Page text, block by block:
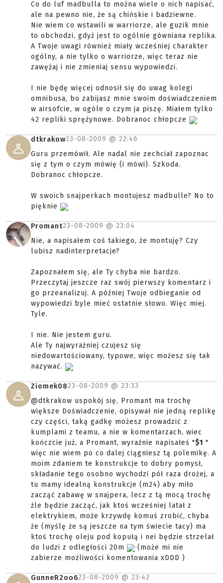
Co do luf madbulla to można wiele o nich napisać,
ale na pewno nie, że są chińskie i badziewne.
Nie wiem co wstawili w warriorze, ale guzik mnie
to obchodzi, gdyż jest to ogólnie gówniana replika.
A Twoje uwagi również miały wcześniej charakter
ogólny, a nie tylko o warriorze, więc teraz nie
zawężaj i nie zmieniaj sensu wypowiedzi.
I nie będę więcej odnosił się do uwag kolegi
omnibusa, bo zabijasz mnie swoim doświadczeniem
w airsofcie, w ogóle o czym ja piszę. Miałem tylko
42 repliki sprężynowe. Dobranoc chłopcze
dtkrakow23-08-2009 @ 22:46
Guru przemówił. Ale nadal nie zechciał zapoznac
się z tym o czym mówię (i mówi). Szkoda.
Dobranoc chłopcze.
W swoich snajperkach montujesz madbulle? No to
pięknie
Promant23-08-2009 @ 23:04
Nie, a napisałem coś takiego, że montuję? Czy
lubisz nadinterpretacje?
Zapoznałem się, ale Ty chyba nie bardzo.
Przeczytaj jeszcze raz swój pierwszy komentarz i
go przeanalizuj. A później Twoje odbieganie od
wypowiedzi byle mieć ostatnie słowo. Więc miej.
Tyle.
I nie. Nie jestem guru.
Ale Ty najwyraźniej czujesz się
niedowartościowany, typowe, więc możesz się tak
nazywać.
Ziomek0823-08-2009 @ 23:33
@dtkrakow uspokój się, Promant ma trochę
większe Doświadczenie, opisywał nie jedną replikę
czy części, taką gadkę możesz prowadzić z
kumplami z teamu, a nie w komentarzach, wiec
kończcie już, a Promant, wyraźnie napisałeś "$1 "
więc nie wiem po co dalej ciągniesz tą polemikę. A
moim zdaniem te konstrukcje to dobry pomysł,
składanie tego osobno wychodzi pół raza drożej, a
tu mamy idealną konstrukcje (m24) aby miło
zacząć zabawę w snajpera, lecz z tą mocą trochę
źle będzie zacząć, jak ktoś wcześniej latał z
elektrykiem, może krzywdę komuś zrobić, chyba
że (myślę że są jeszcze na tym świecie tacy) ma
ktoś trochę oleju pod kopułą i nei będzie strzelał
do ludzi z odległości 20m
(może mi nie
zabierze możliwości komentowania xDDD )
GunneR2oo623-08-2009 @ 23:42